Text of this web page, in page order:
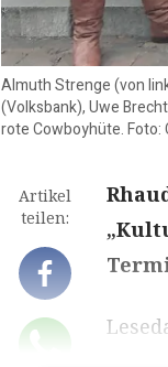
Almuth Strenge (von
(Volksbank), Uwe
rote Cowboyhüte. Foto:
Artikel
teilen: